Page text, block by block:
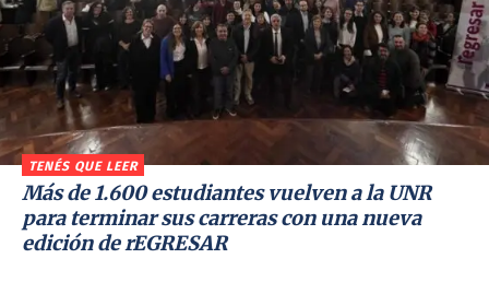
TENÉS QUE LEER
Más de 1.600 estudiantes vuelven a la UNR
para terminar sus carreras con una nueva
edición de rEGRESAR